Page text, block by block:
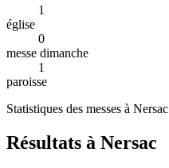
1
église
0
messe dimanche
1
paroisse
Statistiques des messes à Nersac
Résultats à Nersac